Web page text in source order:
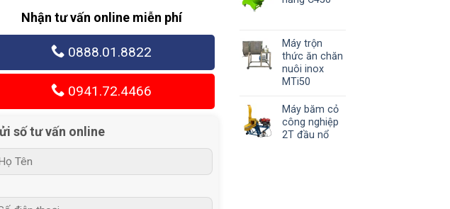
Nhận tư vấn online miễn phí
0888.01.8822
0941.72.4466
số tư vấn online
Máy trộn
thức ăn chăn
nuôi inox
MTi50
Máy băm cỏ
công nghiệp
2T đầu nổ